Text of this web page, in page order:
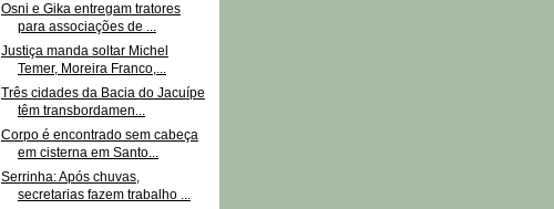
Osni e Gika entregam tratores
para associações de ...
Justiça manda soltar Michel
Temer, Moreira Franco,...
Três cidades da Bacia do Jacuípe
têm transbordamen...
Corpo é encontrado sem cabeça
em cisterna em Santo...
Serrinha: Após chuvas,
secretarias fazem trabalho ...